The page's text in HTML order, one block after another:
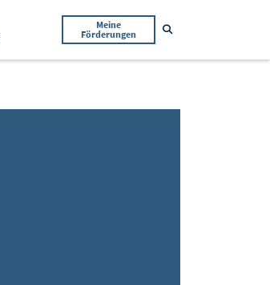
Meine
Förderungen